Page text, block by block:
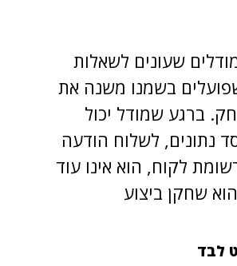
שעונים לשאלות
בשמנו משנה את
ברגע שמודל יכול
נתונים, לשלוח הודעה
לקוח, הוא אינו עוד
הוא שחקן ביצוע
לבד